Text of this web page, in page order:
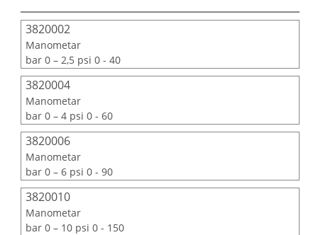
3820002
Manometar
bar 0 – 2,5 psi 0 - 40
3820004
Manometar
bar 0 – 4 psi 0 - 60
3820006
Manometar
bar 0 – 6 psi 0 - 90
3820010
Manometar
bar 0 – 10 psi 0 - 150